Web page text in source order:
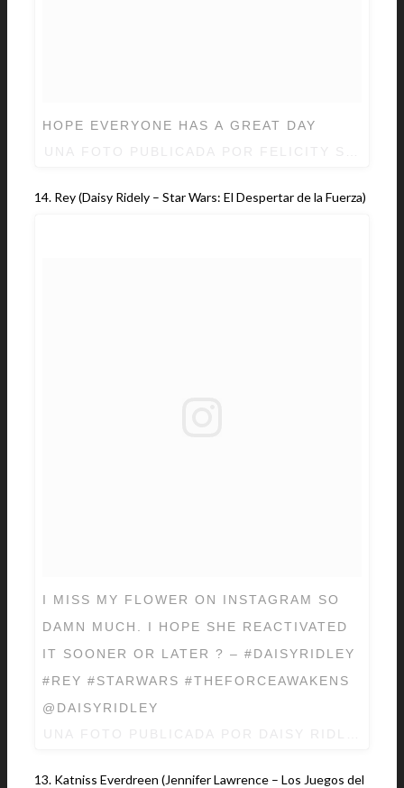
HOPE EVERYONE HAS A GREAT DAY
14. Rey (Daisy Ridely – Star Wars: El Despertar de la Fuerza)
I MISS MY FLOWER ON INSTAGRAM SO
DAMN MUCH. I HOPE SHE REACTIVATED
IT SOONER OR LATER ? – #DAISYRIDLEY
#REY #STARWARS #THEFORCEAWAKENS
@DAISYRIDLEY
13. Katniss Everdreen (Jennifer Lawrence – Los Juegos del